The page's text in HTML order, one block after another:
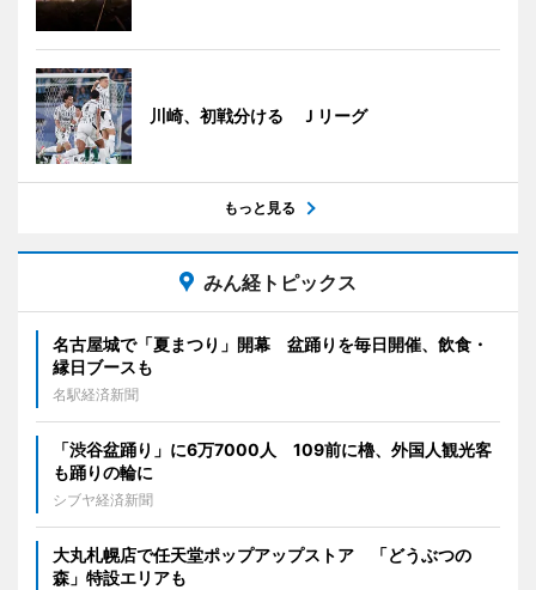
川崎、初戦分ける Ｊリーグ
もっと見る
みん経トピックス
名古屋城で「夏まつり」開幕 盆踊りを毎日開催、飲食・
縁日ブースも
名駅経済新聞
「渋谷盆踊り」に6万7000人 109前に櫓、外国人観光客
も踊りの輪に
シブヤ経済新聞
大丸札幌店で任天堂ポップアップストア 「どうぶつの
森」特設エリアも